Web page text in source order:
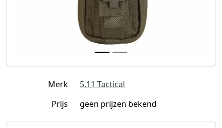
Merk
5.11 Tactical
Prijs
geen prijzen bekend